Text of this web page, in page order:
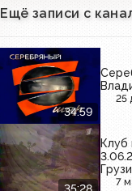
Ещё записи с
34:59
25
35:28
Клуб
7